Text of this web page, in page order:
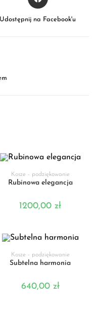
Udostępnij na Facebook'u
DODAJ DO KOSZYKA
Kosze - podziękowanie
Rubinowa elegancja
1200,00zł
DODAJ DO KOSZYKA
Kosze - podziękowanie
Subtelna harmonia
640,00 zł